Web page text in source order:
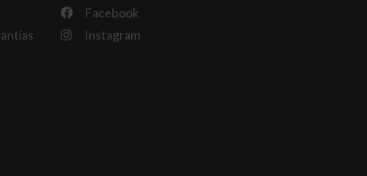
Facebook
Instagram